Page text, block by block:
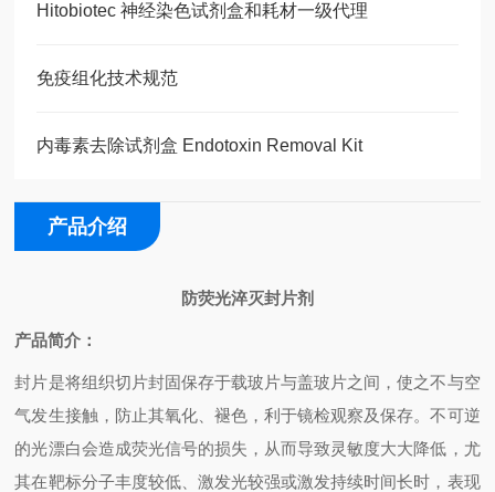
Hitobiotec 神经染色试剂盒和耗材一级代理
免疫组化技术规范
内毒素去除试剂盒 Endotoxin Removal Kit
产品介绍
防荧光淬灭封片剂
产品简介：
封片是将组织切片封固保存于载玻片与盖玻片之间，使之不与空
气发生接触，防止其氧化、褪色，利于镜检观察及保存。不可逆
的光漂白会造成荧光信号的损失，从而导致灵敏度大大降低，尤
其在靶标分子丰度较低、激发光较强或激发持续时间长时，表现